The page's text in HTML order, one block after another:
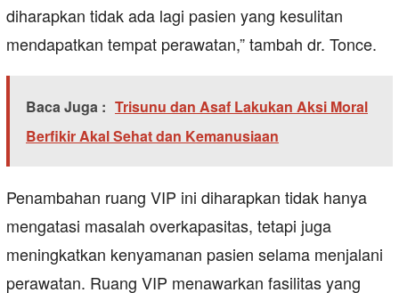
diharapkan tidak ada lagi pasien yang kesulitan
mendapatkan tempat perawatan,” tambah dr. Tonce.
Baca Juga : Trisunu dan Asaf Lakukan Aksi Moral
Berfikir Akal Sehat dan Kemanusiaan
Penambahan ruang VIP ini diharapkan tidak hanya
mengatasi masalah overkapasitas, tetapi juga
meningkatkan kenyamanan pasien selama menjalani
perawatan. Ruang VIP menawarkan fasilitas yang